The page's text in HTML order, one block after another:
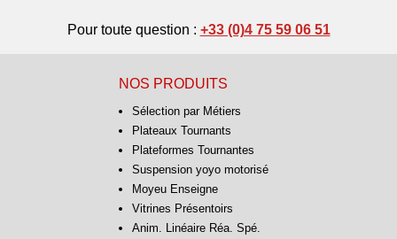
Pour toute question : +33 (0)4 75 59 06 51
NOS PRODUITS
Sélection par Métiers
Plateaux Tournants
Plateformes Tournantes
Suspension yoyo motorisé
Moyeu Enseigne
Vitrines Présentoirs
Anim. Linéaire Réa. Spé.